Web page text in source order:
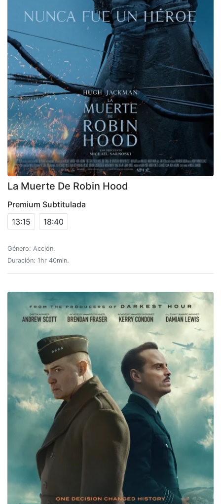
La Muerte De Robin Hood
Premium Subtitulada
13:15
18:40
Género: Acción.
Duración: 1hr 40min.